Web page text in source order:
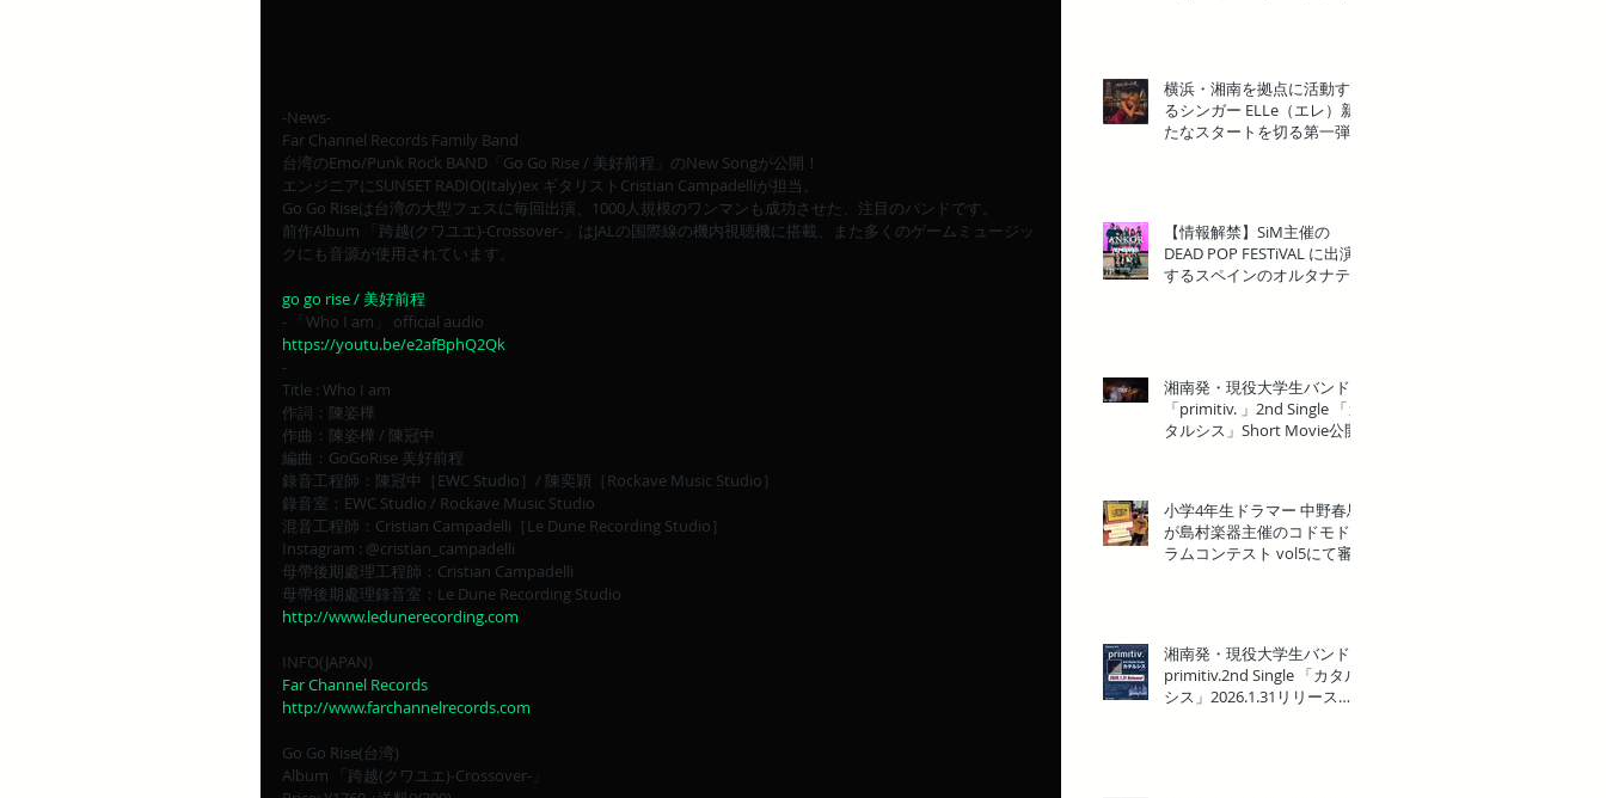
-News-
Far Channel Records Family Band
台湾のEmo/Punk Rock BAND「Go Go Rise / 美好前程」のNew Songが公開！
エンジニアにSUNSET RADIO(Italy)ex ギタリストCristian Campadelliが担当。
Go Go Riseは台湾の大型フェスに毎回出演、1000人規模のワンマンも成功させた、注目のバンドです。
前作Album 「跨越(クワユエ)-Crossover-」はJALの国際線の機内視聴機に搭載、また多くのゲームミュージッ
クにも音源が使用されています。
go go rise / 美好前程
- 「Who I am」 official audio
https://youtu.be/e2afBphQ2Qk
-​
Title : Who I am
作詞：陳姿樺
作曲：陳姿樺 / 陳冠中
編曲：GoGoRise 美好前程
錄音工程師：陳冠中［EWC Studio］/ 陳奕穎［Rockave Music Studio］
錄音室：EWC Studio / Rockave Music Studio
混音工程師：Cristian Campadelli［Le Dune Recording Studio］
Instagram : @cristian_campadelli
母帶後期處理工程師：Cristian Campadelli
母帶後期處理錄音室：Le Dune Recording Studio
http://www.ledunerecording.com
INFO(JAPAN)
Far Channel Records
http://www.farchannelrecords.com
Go Go Rise(台湾)
Album 「跨越(クワユエ)-Crossover-」
横浜・湘南を拠点に活動す
るシンガー ELLe（エレ）新
たなスタートを切る第一弾
【情報解禁】SiM主催の
DEAD POP FESTiVAL に出演
するスペインのオルタナテ
湘南発・現役大学生バンド
「primitiv. 」2nd Single 「カ
タルシス」Short Movie公開
小学4年生ドラマー 中野春馬
が島村楽器主催のコドモド
ラムコンテスト vol5にて審
湘南発・現役大学生バンド
primitiv.2nd Single 「カタル
シス」2026.1.31リリース決